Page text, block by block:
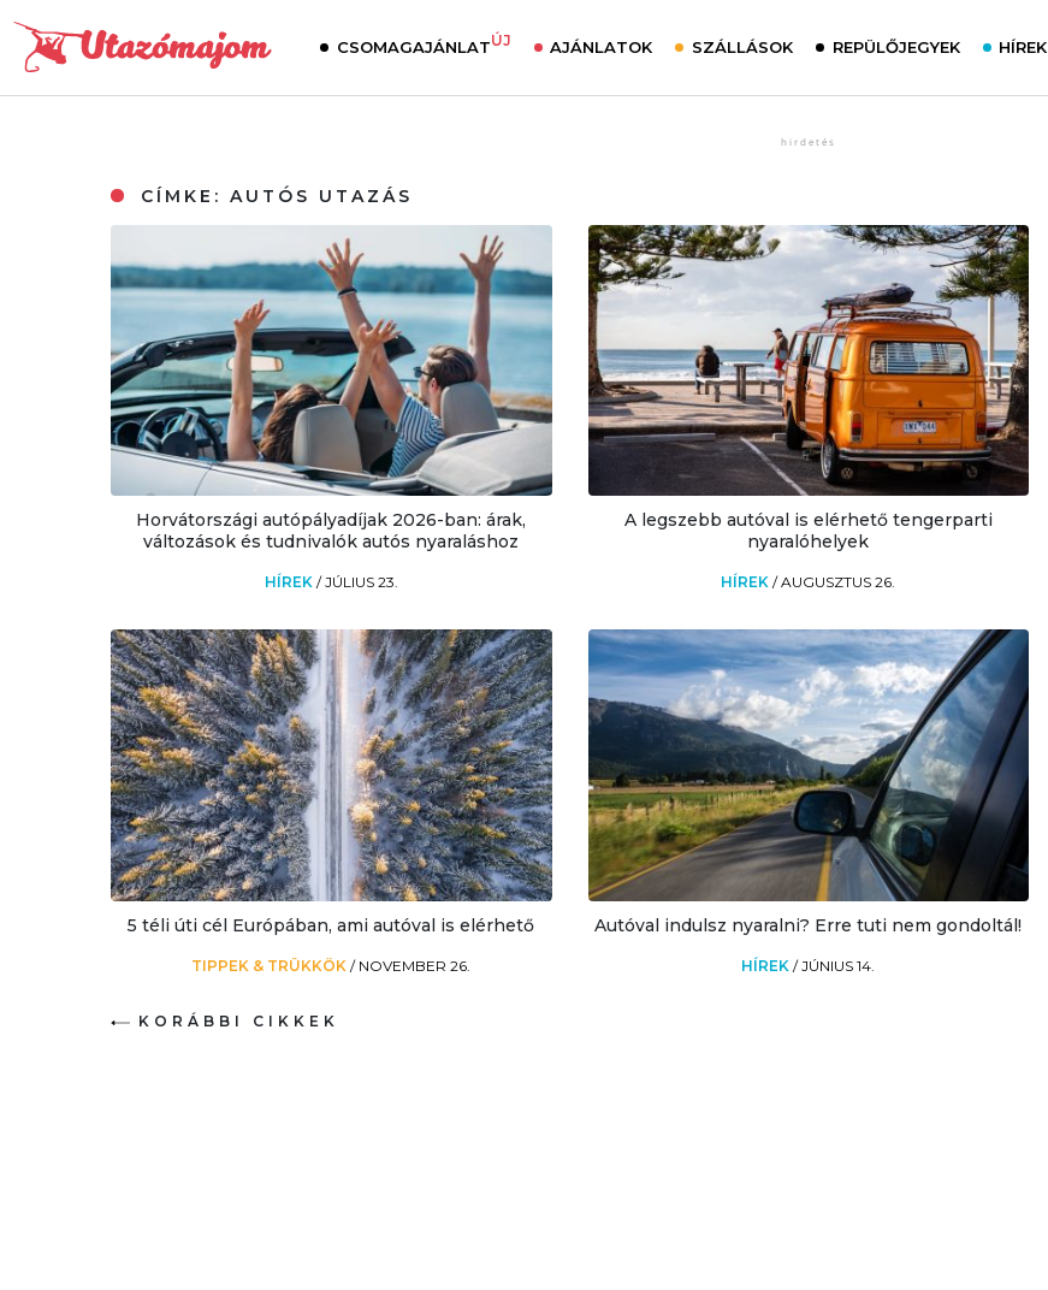
CSOMAGAJÁNLATÚJ AJÁNLATOK SZÁLLÁSOK REPÜLŐJEGYEK HÍREK
CÍMKE:AUTÓS UTAZÁS
Horvátországi autópályadíjak 2026-ban: árak,
változások és tudnivalók autós nyaraláshoz
HÍREK /JÚLIUS 23.
A legszebb autóval is elérhető tengerparti
nyaralóhelyek
HÍREK/AUGUSZTUS 26.
5 téli úti cél Európában, ami autóval is elérhető
TIPPEK & TRÜKKÖK/ NOVEMBER 26.
Autóval indulsz nyaralni? Erre tuti nem gondoltál!
HÍREK/JÚNIUS 14.
KORÁBBI CIKKEK